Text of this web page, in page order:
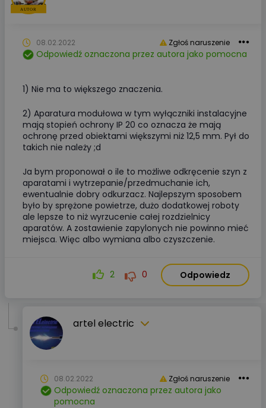
Zgłoś naruszenie
08.02.2022
Odpowiedź oznaczona przez autora jako pomocna
1) Nie ma to większego znaczenia.
2) Aparatura modułowa w tym wyłączniki instalacyjne
mają stopień ochrony IP 20 co oznacza że mają
ochronę przed obiektami większymi niż 12,5 mm. Pył do
takich nie należy ;d
Ja bym proponował o ile to możliwe odkręcenie szyn z
aparatami i wytrzepanie/przedmuchanie ich,
ewentualnie dobry odkurzacz. Najlepszym sposobem
było by sprężone powietrze, dużo dodatkowej roboty
ale lepsze to niż wyrzucenie całej rozdzielnicy
aparatów. A zostawienie zapylonych nie powinno mieć
miejsca. Więc albo wymiana albo czyszczenie.
2 0 Odpowiedz
artel electric
Zgłoś naruszenie
08.02.2022
Odpowiedź oznaczona przez autora jako
pomocna